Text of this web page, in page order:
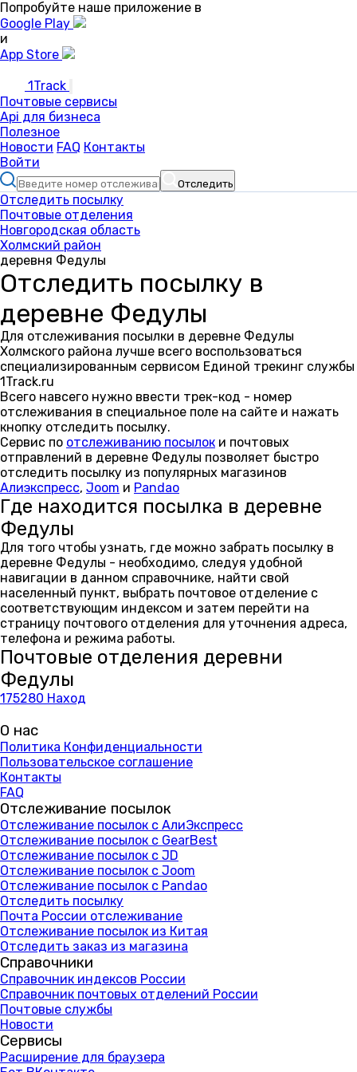
Попробуйте наше приложение в
Google Play
и
App Store
1Track
Почтовые сервисы
Api для бизнеса
Полезное
Новости FAQ Контакты
Войти
Отследить
Отследить посылку
Почтовые отделения
Новгородская область
Холмский район
деревня Федулы
Отследить посылку в
деревне Федулы
Для отслеживания посылки в деревне Федулы
Холмского района лучше всего воспользоваться
специализированным сервисом Единой трекинг службы
1Track.ru
Всего навсего нужно ввести трек-код - номер
отслеживания в специальное поле на сайте и нажать
кнопку отследить посылку.
Сервис по отслеживанию посылок и почтовых
отправлений в деревне Федулы позволяет быстро
отследить посылку из популярных магазинов
Алиэкспресс, Joom и Pandao
Где находится посылка в деревне
Федулы
Для того чтобы узнать, где можно забрать посылку в
деревне Федулы - необходимо, следуя удобной
навигации в данном справочнике, найти свой
населенный пункт, выбрать почтовое отделение с
соответствующим индексом и затем перейти на
страницу почтового отделения для уточнения адреса,
телефона и режима работы.
Почтовые отделения деревни
Федулы
175280 Наход
О нас
Политика Конфиденциальности
Пользовательское соглашение
Контакты
FAQ
Отслеживание посылок
Отслеживание посылок с АлиЭкспресс
Отслеживание посылок с GearBest
Отслеживание посылок с JD
Отслеживание посылок с Joom
Отслеживание посылок с Pandao
Отследить посылку
Почта России отслеживание
Отслеживание посылок из Китая
Отследить заказ из магазина
Справочники
Справочник индексов России
Справочник почтовых отделений России
Почтовые службы
Новости
Сервисы
Расширение для браузера